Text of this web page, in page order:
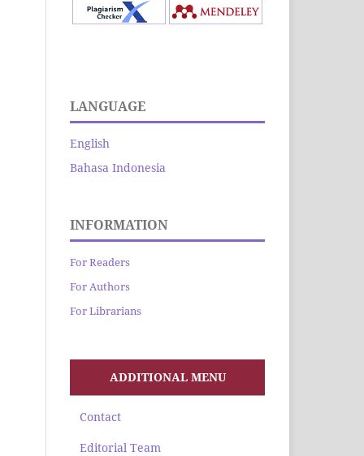
LANGUAGE
English
Bahasa Indonesia
INFORMATION
For Readers
For Authors
For Librarians
ADDITIONAL MENU
Contact
Editorial Team